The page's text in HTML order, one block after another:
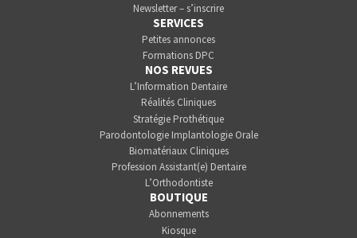
Newsletter – s’inscrire
SERVICES
Petites annonces
Formations DPC
NOS REVUES
L’Information Dentaire
Réalités Cliniques
Stratégie Prothétique
Parodontologie Implantologie Orale
Biomatériaux Cliniques
Profession Assistant(e) Dentaire
L’Orthodontiste
BOUTIQUE
Abonnements
Kiosque